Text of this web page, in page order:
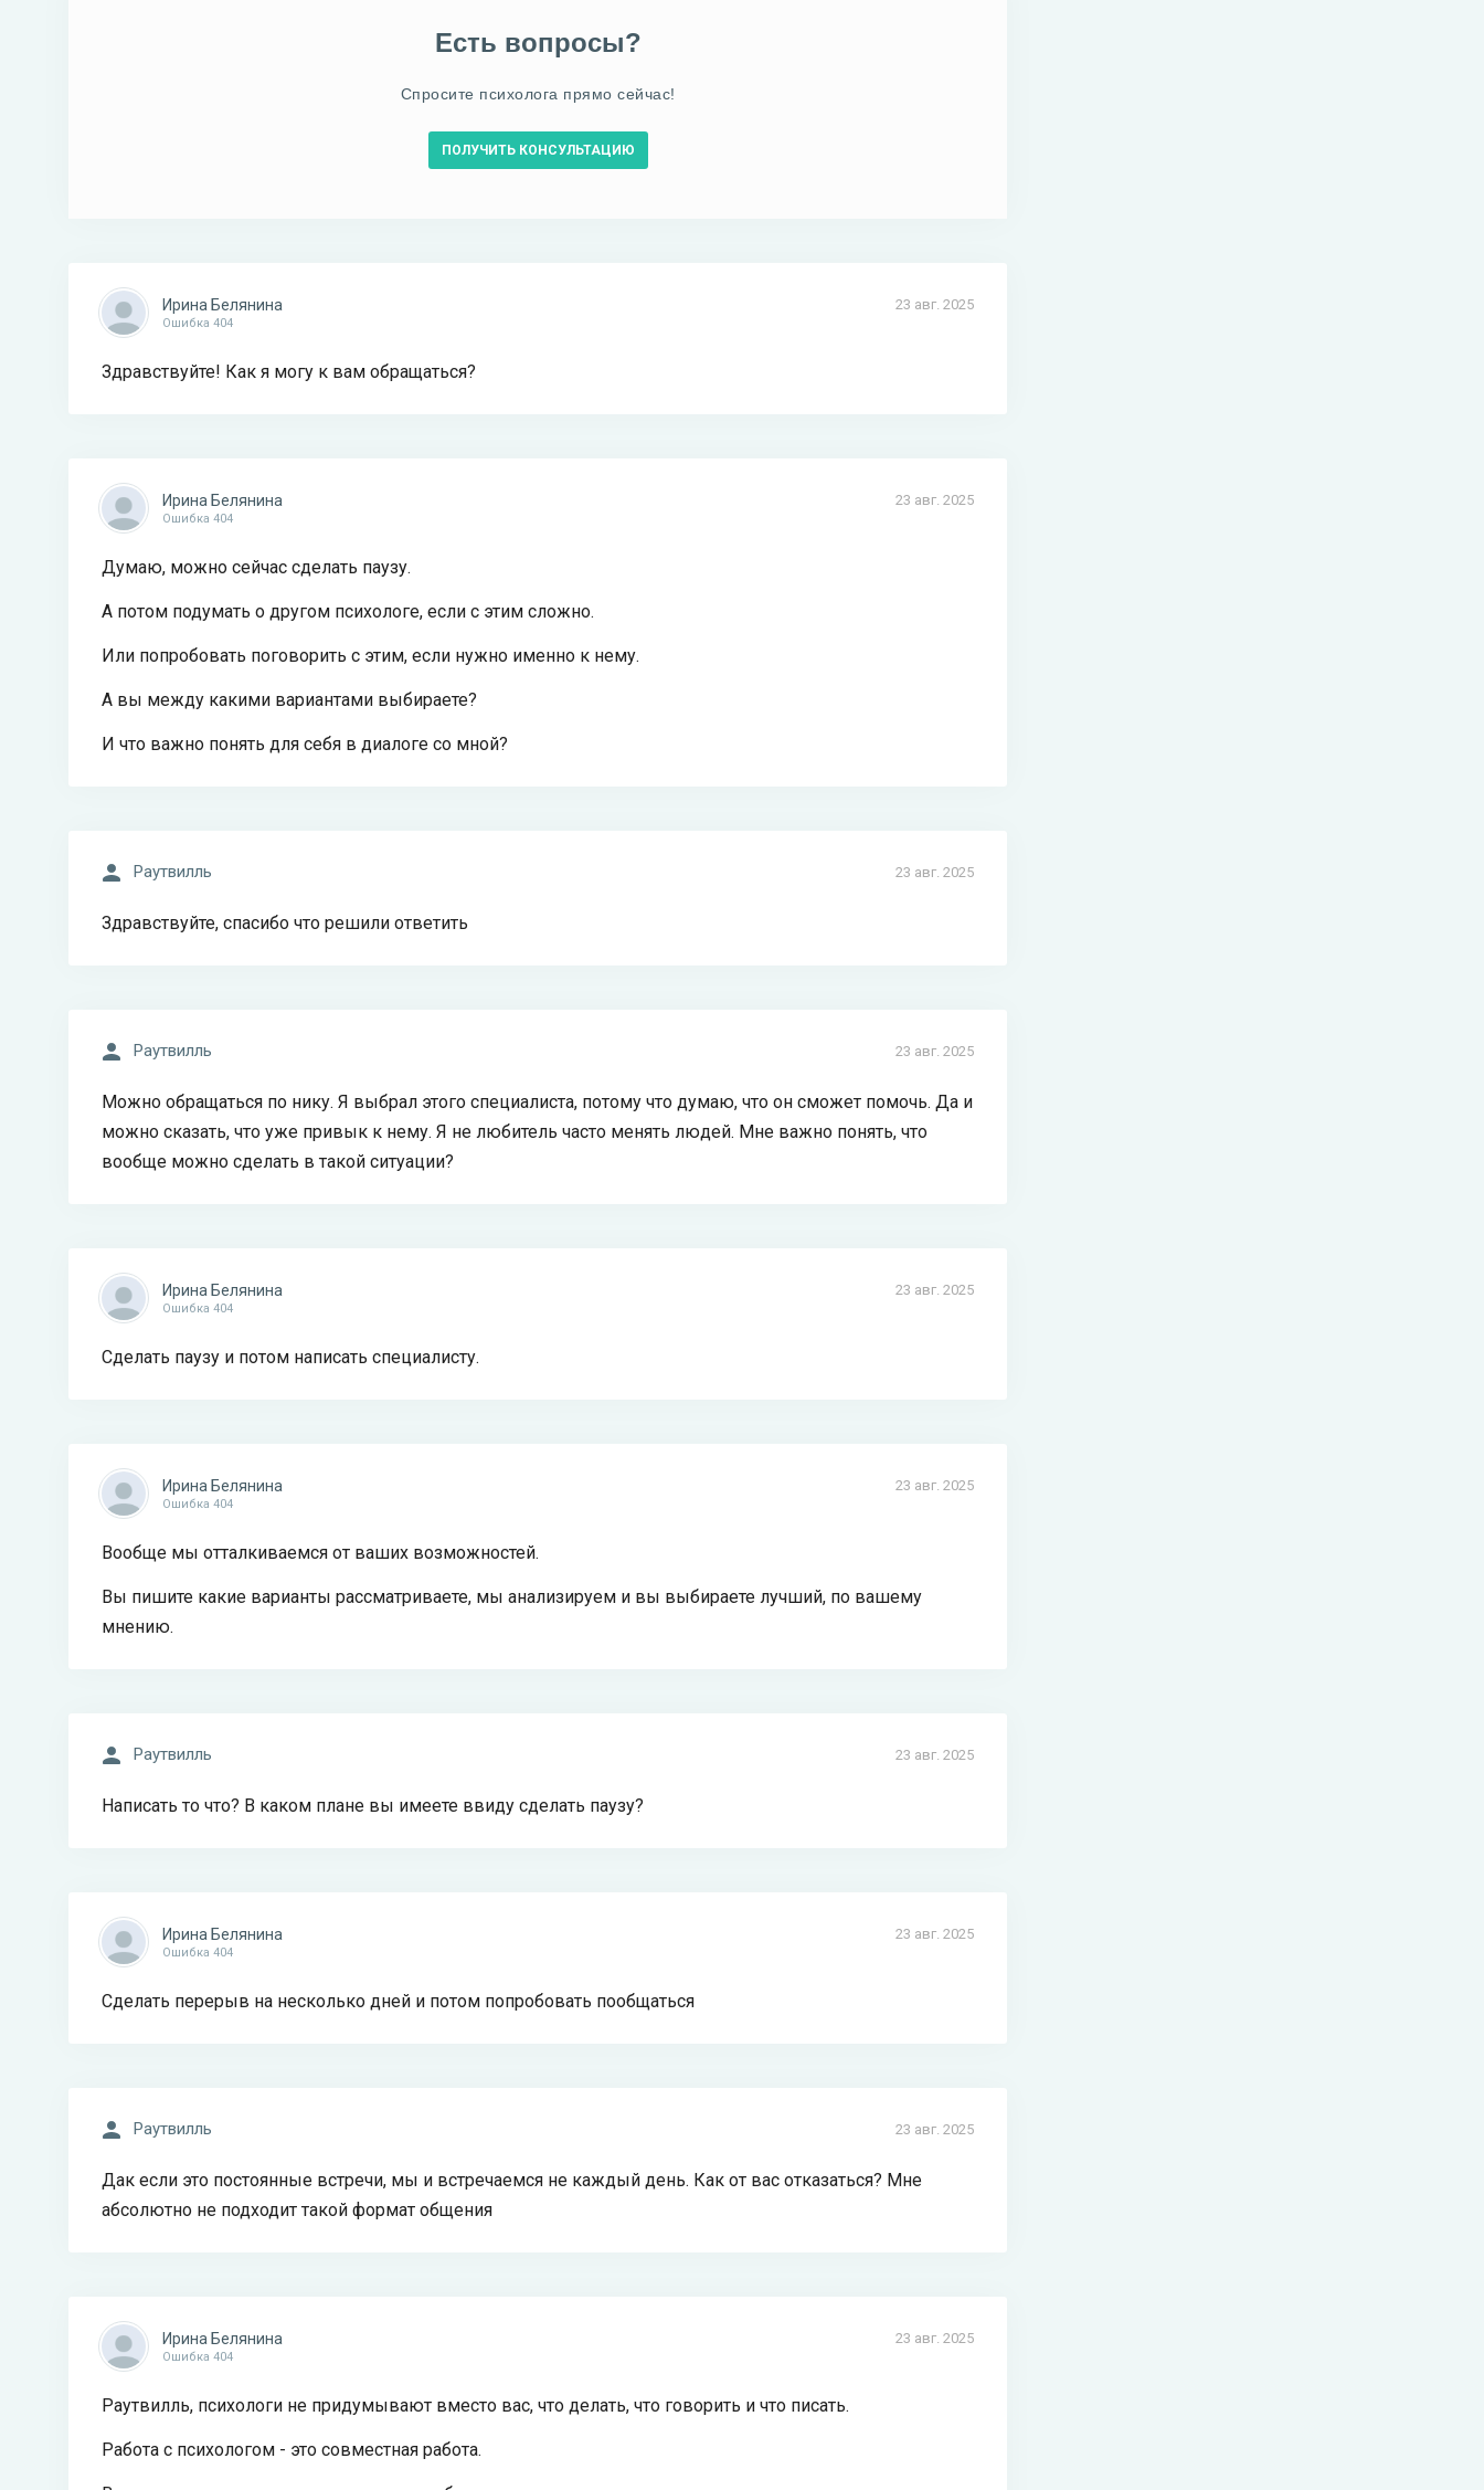
Есть вопросы?
Спросите психолога прямо сейчас!
ПОЛУЧИТЬ КОНСУЛЬТАЦИЮ
23 авг. 2025
Ирина Белянина
Ошибка 404
Здравствуйте! Как я могу к вам обращаться?
23 авг. 2025
Ирина Белянина
Ошибка 404
Думаю, можно сейчас сделать паузу.
А потом подумать о другом психологе, если с этим сложно.
Или попробовать поговорить с этим, если нужно именно к нему.
А вы между какими вариантами выбираете?
И что важно понять для себя в диалоге со мной?
23 авг. 2025
Раутвилль
Здравствуйте, спасибо что решили ответить
23 авг. 2025
Раутвилль
Можно обращаться по нику. Я выбрал этого специалиста, потому что думаю, что он сможет помочь. Да и
можно сказать, что уже привык к нему. Я не любитель часто менять людей. Мне важно понять, что
вообще можно сделать в такой ситуации?
23 авг. 2025
Ирина Белянина
Ошибка 404
Сделать паузу и потом написать специалисту.
23 авг. 2025
Ирина Белянина
Ошибка 404
Вообще мы отталкиваемся от ваших возможностей.
Вы пишите какие варианты рассматриваете, мы анализируем и вы выбираете лучший, по вашему
мнению.
23 авг. 2025
Раутвилль
Написать то что? В каком плане вы имеете ввиду сделать паузу?
23 авг. 2025
Ирина Белянина
Ошибка 404
Сделать перерыв на несколько дней и потом попробовать пообщаться
23 авг. 2025
Раутвилль
Дак если это постоянные встречи, мы и встречаемся не каждый день. Как от вас отказаться? Мне
абсолютно не подходит такой формат общения
23 авг. 2025
Ирина Белянина
Ошибка 404
Раутвилль, психологи не придумывают вместо вас, что делать, что говорить и что писать.
Работа с психологом - это совместная работа.